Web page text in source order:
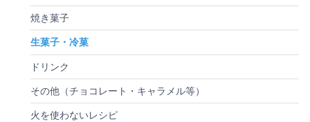
焼き菓子
生菓子・冷菓
ドリンク
その他（チョコレート・キャラメル等）
火を使わないレシピ